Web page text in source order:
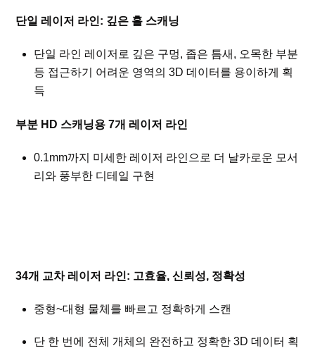
단일 레이저 라인: 깊은 홀 스캐닝
단일 라인 레이저로 깊은 구멍, 좁은 틈새, 오목한 부분
등 접근하기 어려운 영역의 3D 데이터를 용이하게 획
득
부분 HD 스캐닝용 7개 레이저 라인
0.1mm까지 미세한 레이저 라인으로 더 날카로운 모서
리와 풍부한 디테일 구현
34개 교차 레이저 라인: 고효율, 신뢰성, 정확성
중형~대형 물체를 빠르고 정확하게 스캔
단 한 번에 전체 개체의 완전하고 정확한 3D 데이터 획